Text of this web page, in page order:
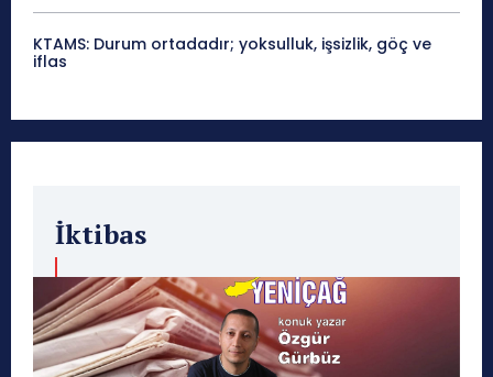
KTAMS: Durum ortadadır; yoksulluk, işsizlik, göç ve
iflas
İktibas